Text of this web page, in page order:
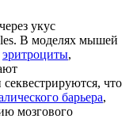
укус
В моделях мышей
эритроциты,
что
барьера,
мозгового